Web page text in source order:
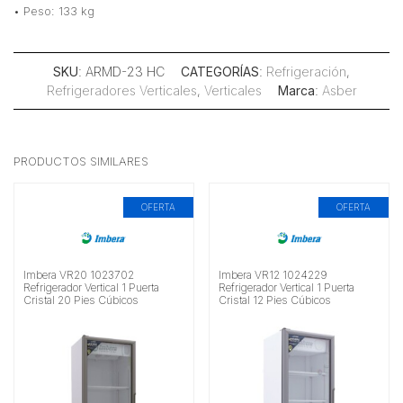
• Peso: 133 kg
SKU: ARMD-23 HC CATEGORÍAS: Refrigeración,
Refrigeradores Verticales, Verticales Marca: Asber
PRODUCTOS SIMILARES
OFERTA
Imbera VR20 1023702
Refrigerador Vertical 1 Puerta
Cristal 20 Pies Cúbicos
OFERTA
Imbera VR12 1024229
Refrigerador Vertical 1 Puerta
Cristal 12 Pies Cúbicos